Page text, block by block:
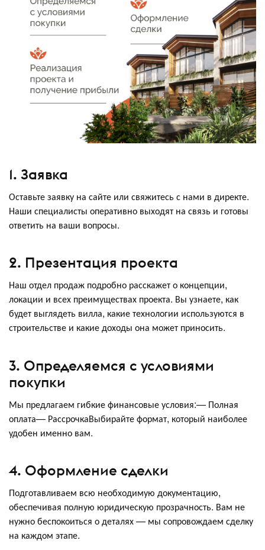
1. Заявка
Оставьте заявку на сайте или свяжитесь с нами в директе.
Наши специалисты оперативно выходят на связь и готовы
ответить на ваши вопросы.
2. Презентация проекта
Наш отдел продаж подробно расскажет о концепции,
локации и всех преимуществах проекта. Вы узнаете, как
будет выглядеть вилла, какие технологии используются в
строительстве и какие доходы она может приносить.
3. Определяемся с условиями
покупки
Мы предлагаем гибкие финансовые условия:— Полная
оплата— РассрочкаВыбирайте формат, который наиболее
удобен именно вам.
4. Оформление сделки
Подготавливаем всю необходимую документацию,
обеспечивая полную юридическую прозрачность. Вам не
нужно беспокоиться о деталях — мы сопровождаем сделку
на каждом этапе.